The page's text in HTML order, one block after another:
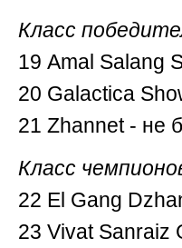
Класс
19 Amal Salang
20 Galactica
21 Zhannet - не
Класс
22 El Gang
23 Vivat Sanraiz